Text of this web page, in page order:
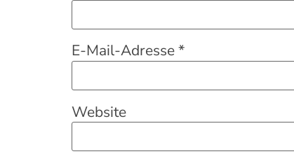
E-Mail-Adresse*
Website